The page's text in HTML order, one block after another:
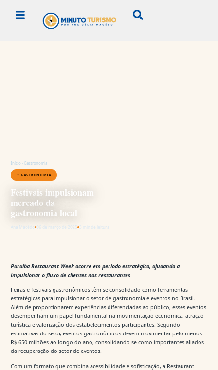
Início ›Gastronomia
✦ GASTRONOMIA
Festivais impulsionam
mercado da
gastronomia local
Ana Macêdo 06 de março de 2025 3 min de leitura
Paraíba Restaurant Week ocorre em período estratégico, ajudando a
impulsionar o fluxo de clientes nos restaurantes
Feiras e festivais gastronômicos têm se consolidado como ferramentas
estratégicas para impulsionar o setor de gastronomia e eventos no Brasil.
Além de proporcionarem experiências diferenciadas ao público, esses eventos
desempenham um papel fundamental na movimentação econômica, atração
turística e valorização dos estabelecimentos participantes. Segundo
estimativas do setor, eventos gastronômicos devem movimentar pelo menos
R$ 650 milhões ao longo do ano, consolidando-se como importantes aliados
da recuperação do setor de eventos.
Com um formato que combina acessibilidade e sofisticação, a Restaurant